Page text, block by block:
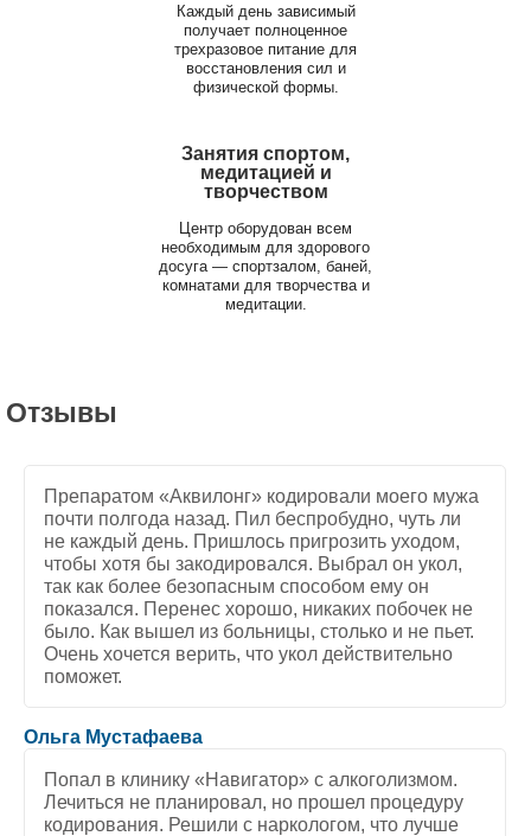
Каждый день зависимый
получает полноценное
трехразовое питание для
восстановления сил и
физической формы.
Занятия спортом,
медитацией и
творчеством
Центр оборудован всем
необходимым для здорового
досуга — спортзалом, баней,
комнатами для творчества и
медитации.
Отзывы
Препаратом «Аквилонг» кодировали моего мужа
почти полгода назад. Пил беспробудно, чуть ли
не каждый день. Пришлось пригрозить уходом,
чтобы хотя бы закодировался. Выбрал он укол,
так как более безопасным способом ему он
показался. Перенес хорошо, никаких побочек не
было. Как вышел из больницы, столько и не пьет.
Очень хочется верить, что укол действительно
поможет.
Ольга Мустафаева
Попал в клинику «Навигатор» с алкоголизмом.
Лечиться не планировал, но прошел процедуру
кодирования. Решили с наркологом, что лучше